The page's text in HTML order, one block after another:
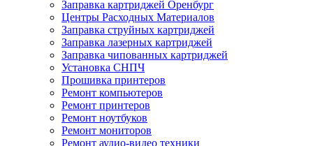
Заправка картриджей Оренбург
Центры Расходных Материалов
Заправка струйных картриджей
Заправка лазерных картриджей
Заправка чипованных картриджей
Установка СНПЧ
Прошивка принтеров
Ремонт компьютеров
Ремонт принтеров
Ремонт ноутбуков
Ремонт мониторов
Ремонт аудио-видео техники